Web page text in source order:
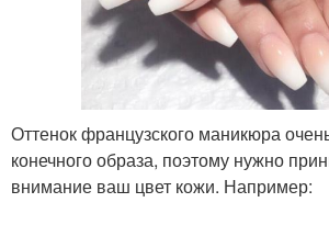
Оттенок французского маникюра
конечного образа, поэтому нужно
внимание ваш цвет кожи. Например: